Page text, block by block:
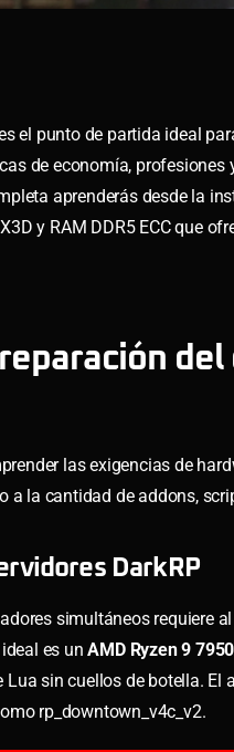
el punto de partida ideal
de economía,
aprenderás desde la
y RAM DDR5 ECC que
las exigencias de
a la cantidad de addons,
DarkRP
simultáneos requiere
ideal es unAMD Ryzen 9
sin cuellos de botella.
rp_downtown_v4c_v2.